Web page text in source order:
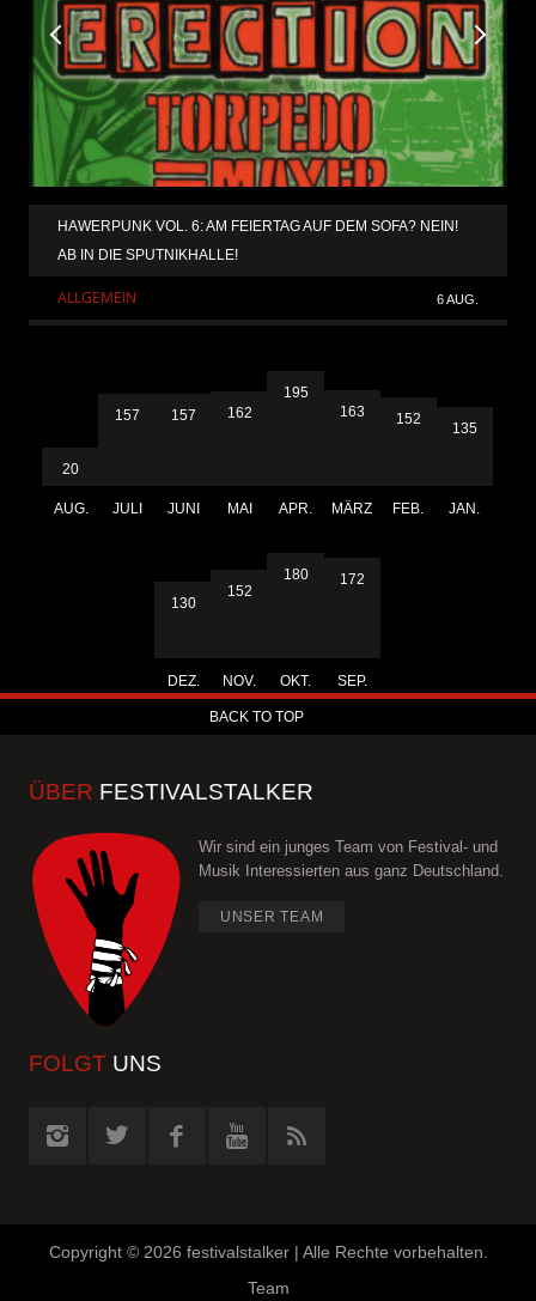
HAWERPUNK VOL. 6: AM FEIERTAG AUF DEM SOFA? NEIN!
AB IN DIE SPUTNIKHALLE!
ALLGEMEIN 6 AUG.
20
AUG.
157
JULI
157
JUNI
162
MAI
195
APR.
163
MÄRZ
152
FEB.
135
JAN.
130
DEZ.
152
NOV.
180
OKT.
172
SEP.
BACK TO TOP
ÜBER FESTIVALSTALKER
Wir sind ein junges Team von Festival- und
Musik Interessierten aus ganz Deutschland.
UNSER TEAM
FOLGT UNS
Copyright © 2026 festivalstalker | Alle Rechte vorbehalten.
Team